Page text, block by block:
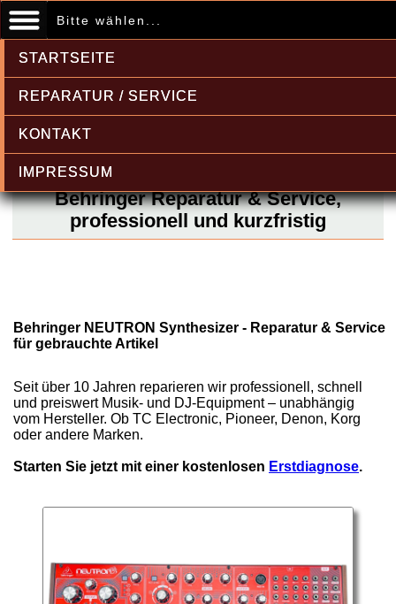
Bitte wählen...
STARTSEITE
REPARATUR / SERVICE
KONTAKT
IMPRESSUM
Behringer Reparatur & Service,
professionell und kurzfristig
Behringer NEUTRON Synthesizer - Reparatur & Service
für gebrauchte Artikel
Seit über 10 Jahren reparieren wir professionell, schnell
und preiswert Musik- und DJ-Equipment – unabhängig
vom Hersteller. Ob TC Electronic, Pioneer, Denon, Korg
oder andere Marken.
Starten Sie jetzt mit einer kostenlosen Erstdiagnose.